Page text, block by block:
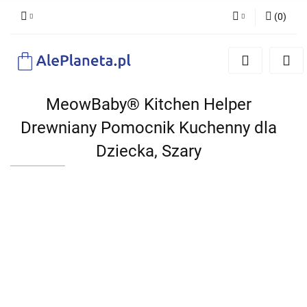
Zaloguj się
(0)
MeowBaby® Kitchen Helper
Drewniany Pomocnik Kuchenny dla
Dziecka, Szary